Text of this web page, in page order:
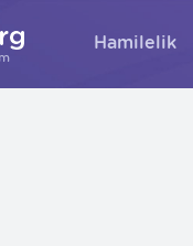
Hamilelik